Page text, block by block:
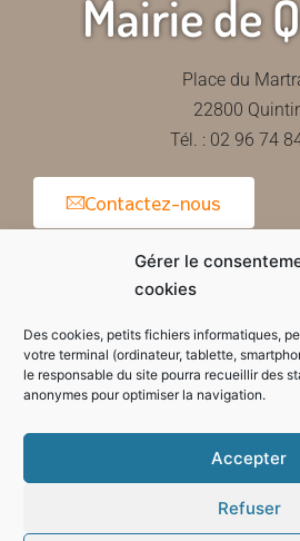
Gérer le
cookies
Des cookies, petits fichiers informatiques,
votre terminal (ordinateur, tablette,
le responsable du site pourra recueillir des
anonymes pour optimiser la navigation.
Accepter
Refuser
Mairie de
Place du
22800
Tél. : 02 96 74
Contactez-nous
Horaires d'ouverture